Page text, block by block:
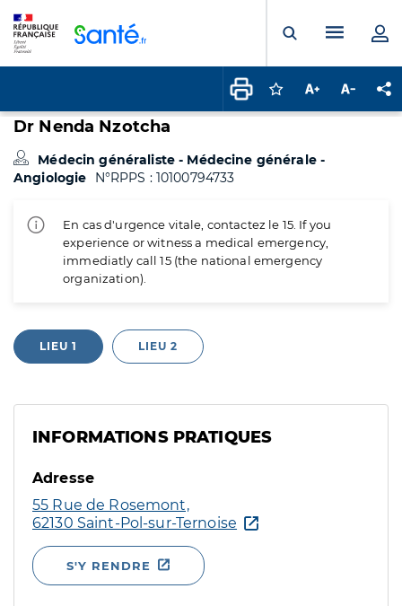
Ouvrir laMenu
Connectez-vous
Augmenter la
Dr Nenda Nzotcha
Médecin généraliste - Médecine générale -
Angiologie
N°RPPS : 10100794733
En cas d'urgence vitale, contactez le 15. If you
experience or witness a medical emergency,
immediatly call 15 (the national emergency
organization).
LIEU 1 LIEU 2
INFORMATIONS PRATIQUES
Adresse
55 Rue de Rosemont,
62130 Saint-Pol-sur-Ternoise
S'Y RENDRE